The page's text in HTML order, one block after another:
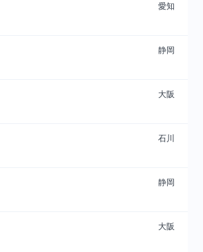
愛知
静岡
大阪
石川
静岡
大阪